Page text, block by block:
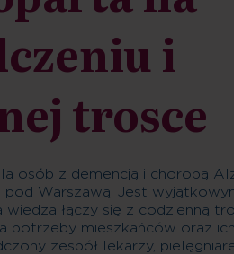
i
trosce
osób z demencją i chorobą
Warszawą. Jest
łączy się z codzienną
potrzeby mieszkańców oraz
zespół lekarzy,